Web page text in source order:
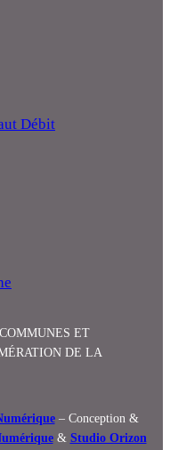
ET
DE LA
– Conception &
& Studio Orizon